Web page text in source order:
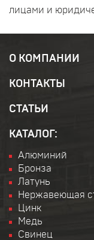
лицами и
О КОМПАНИИ
КОНТАКТЫ
СТАТЬИ
КАТАЛОГ:
Алюминий
Бронза
Латунь
Нержавеющая
Цинк
Медь
Свинец